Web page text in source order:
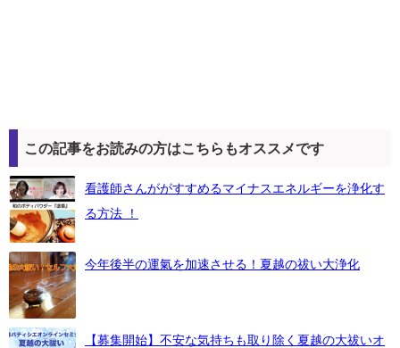
この記事をお読みの方はこちらもオススメです
看護師さんががすすめるマイナスエネルギーを浄化す
る方法 ！
今年後半の運氣を加速させる！夏越の祓い大浄化
【募集開始】不安な気持ちも取り除く夏越の大祓いオ